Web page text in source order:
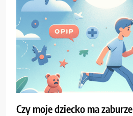
Czy moje dziecko ma